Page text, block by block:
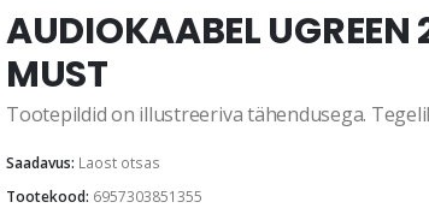
AUDIOKAABEL
MUST
Tootepildid on illustreeriva tähendusega.
Saadavus: Laost otsas
Tootekood: 6957303851355